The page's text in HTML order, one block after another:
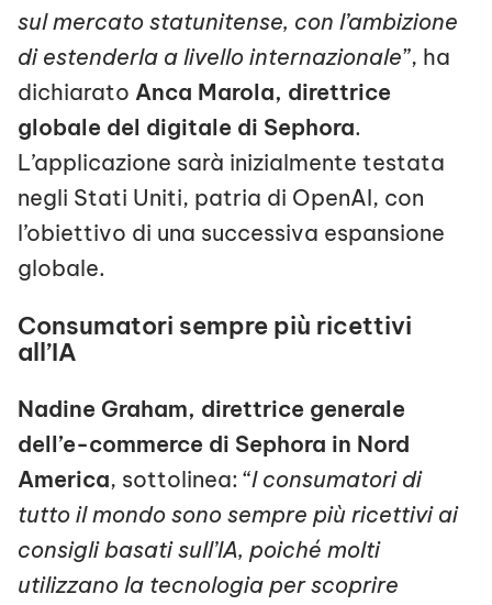
sul mercato statunitense, con l’ambizione
di estenderla a livello internazionale”, ha
dichiarato Anca Marola, direttrice
globale del digitale di Sephora.
L’applicazione sarà inizialmente testata
negli Stati Uniti, patria di OpenAI, con
l’obiettivo di una successiva espansione
globale.
Consumatori sempre più ricettivi
all’IA
Nadine Graham, direttrice generale
dell’e-commerce di Sephora in Nord
America, sottolinea: “I consumatori di
tutto il mondo sono sempre più ricettivi ai
consigli basati sull’IA, poiché molti
utilizzano la tecnologia per scoprire